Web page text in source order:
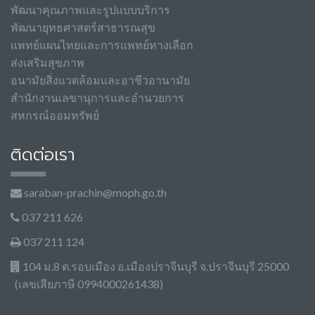
พัฒนาคุณภาพและรูปแบบบริการ
พัฒนายุทธศาสตร์สาธารณสุข
แพทย์แผนไทยและการแพทย์ทางเลือก
ส่งเสริมสุขภาพ
อนามัยสิ่งแวดล้อมและอาชีวอานามัย
สำนักงานเลขานุการและอำนวยการ
สหกรณ์ออมทรัพย์
ติดต่อเรา
saraban-prachin@moph.go.th
037 211 626
037 211 124
104 ม.8 ต.รอบเมือง อ.เมืองปราจีนบุรี จ.ปราจีนบุรี 25000
(เลขเสียภาษี 0994000261438)